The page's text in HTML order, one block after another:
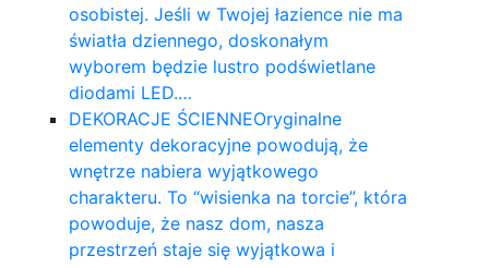
osobistej. Jeśli w Twojej łazience nie ma
światła dziennego, doskonałym
wyborem będzie lustro podświetlane
diodami LED.…
DEKORACJE ŚCIENNEOryginalne
elementy dekoracyjne powodują, że
wnętrze nabiera wyjątkowego
charakteru. To “wisienka na torcie”, która
powoduje, że nasz dom, nasza
przestrzeń staje się wyjątkowa i